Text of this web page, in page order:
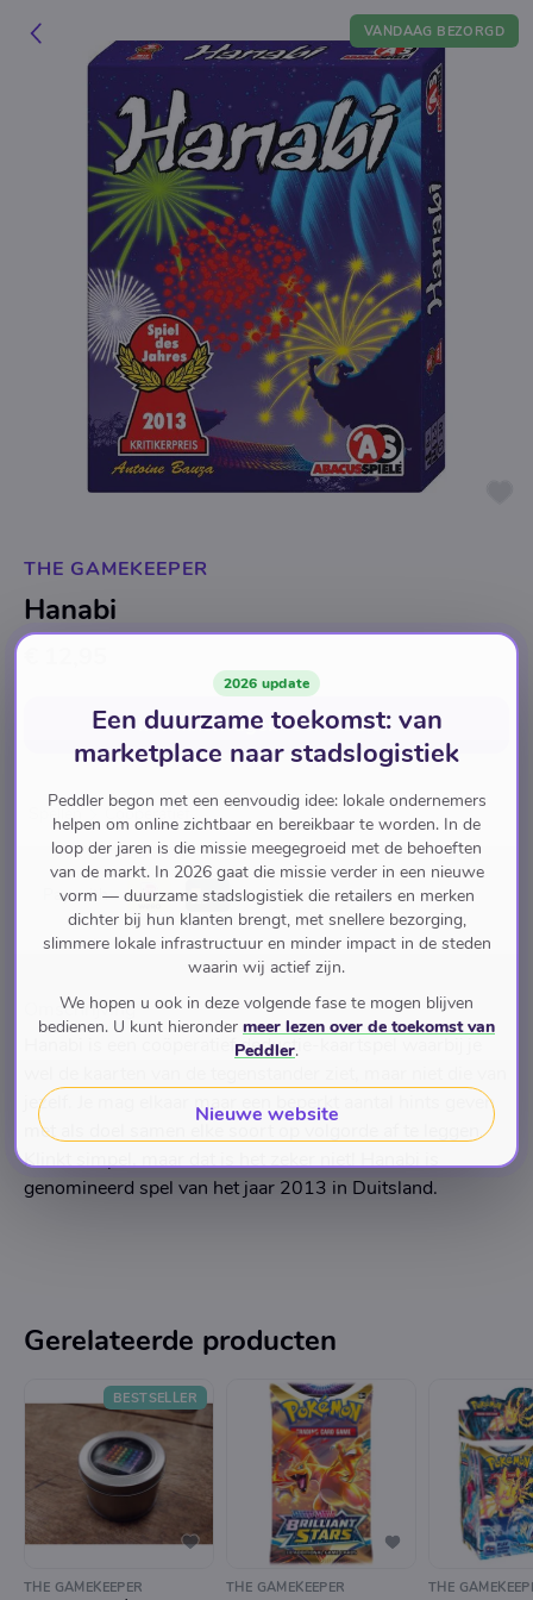
VANDAAG BEZORGD
THE GAMEKEEPER
Hanabi
In winkelwagenvoor€ 12,95
Spellen Coöperatief
Pay with
Omschrijving
Hanabi is een coöperatief deductie-kaartspel waarbij je
jezelf. Je mag elkaar maar een beperkt aantal hints geven
met als doel samen elke soort op volgorde af te leggen.
Klinkt simpel, maar dat is het zeker niet! Hanabi is
genomineerd spel van het jaar 2013 in Duitsland.
Gerelateerde producten
BESTSELLER
THE GAMEKEEPER THE GAMEKEEPER THE
2026 update
Een duurzame toekomst: van
marketplace naar stadslogistiek
Peddler begon met een eenvoudig idee: lokale ondernemers
helpen om online zichtbaar en bereikbaar te worden. In de
loop der jaren is die missie meegegroeid met de behoeften
van de markt. In 2026 gaat die missie verder in een nieuwe
vorm — duurzame stadslogistiek die retailers en merken
dichter bij hun klanten brengt, met snellere bezorging,
slimmere lokale infrastructuur en minder impact in de steden
waarin wij actief zijn.
We hopen u ook in deze volgende fase te mogen blijven
bedienen. U kunt hieronder meer lezen over de toekomst van
Peddler.
Nieuwe website